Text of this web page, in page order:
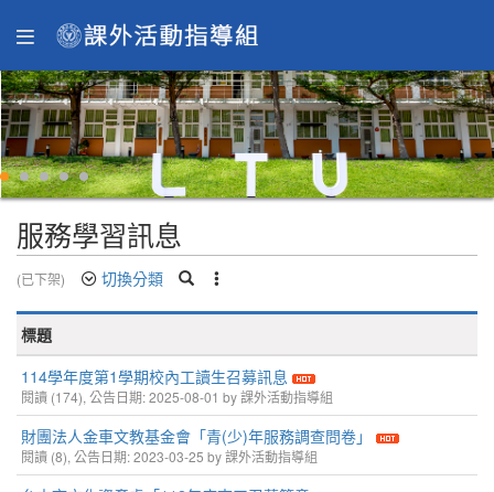
服務學習訊息
(已下架) 切換分類
標題
114學年度第1學期校內工讀生召募訊息
閱讀 (174), 公告日期: 2025-08-01 by 課外活動指導組
財團法人金車文教基金會「青(少)年服務調查問卷」
閱讀 (8), 公告日期: 2023-03-25 by 課外活動指導組